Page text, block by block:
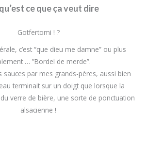
ce que ça veut dire
Gotfertomi ! ?
c’est “que dieu me damne” ou plus
… ”Bordel de merde”.
sauces par mes grands-pères, aussi bien
terminait sur un doigt que lorsque la
verre de bière, une sorte de ponctuation
alsacienne !